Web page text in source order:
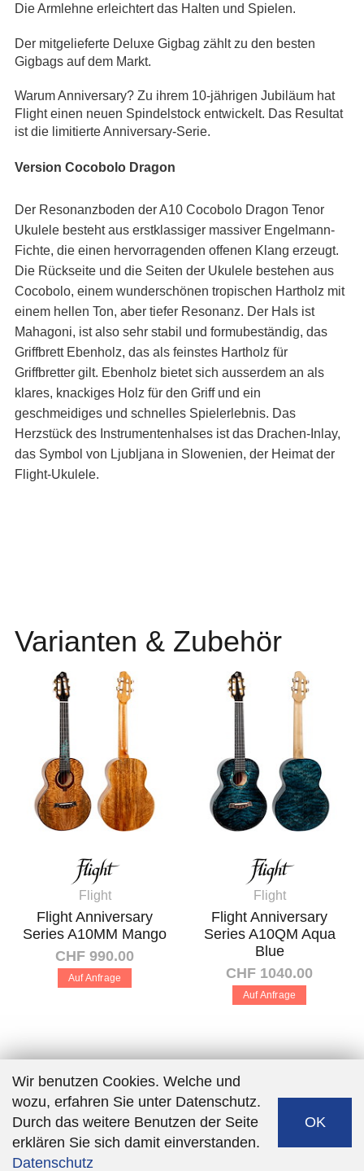
Die Armlehne erleichtert das Halten und Spielen.
Der mitgelieferte Deluxe Gigbag zählt zu den besten
Gigbags auf dem Markt.
Warum Anniversary? Zu ihrem 10-jährigen Jubiläum hat
Flight einen neuen Spindelstock entwickelt. Das Resultat
ist die limitierte Anniversary-Serie.
Version Cocobolo Dragon
Der Resonanzboden der A10 Cocobolo Dragon Tenor
Ukulele besteht aus erstklassiger massiver Engelmann-
Fichte, die einen hervorragenden offenen Klang erzeugt.
Die Rückseite und die Seiten der Ukulele bestehen aus
Cocobolo, einem wunderschönen tropischen Hartholz mit
einem hellen Ton, aber tiefer Resonanz. Der Hals ist
Mahagoni, ist also sehr stabil und formubeständig, das
Griffbrett Ebenholz, das als feinstes Hartholz für
Griffbretter gilt. Ebenholz bietet sich ausserdem an als
klares, knackiges Holz für den Griff und ein
geschmeidiges und schnelles Spielerlebnis. Das
Herzstück des Instrumentenhalses ist das Drachen-Inlay,
das Symbol von Ljubljana in Slowenien, der Heimat der
Flight-Ukulele.
Varianten & Zubehör
Flight
Flight Anniversary
Series A10MM Mango
CHF 990.00
Auf Anfrage
Flight
Flight Anniversary
Series A10QM Aqua
Blue
CHF 1040.00
Auf Anfrage
Software:Rent-a-Shop.ch
Wir benutzen Cookies. Welche und
wozu, erfahren Sie unter Datenschutz.
Durch das weitere Benutzen der Seite
erklären Sie sich damit einverstanden.
Datenschutz
OK